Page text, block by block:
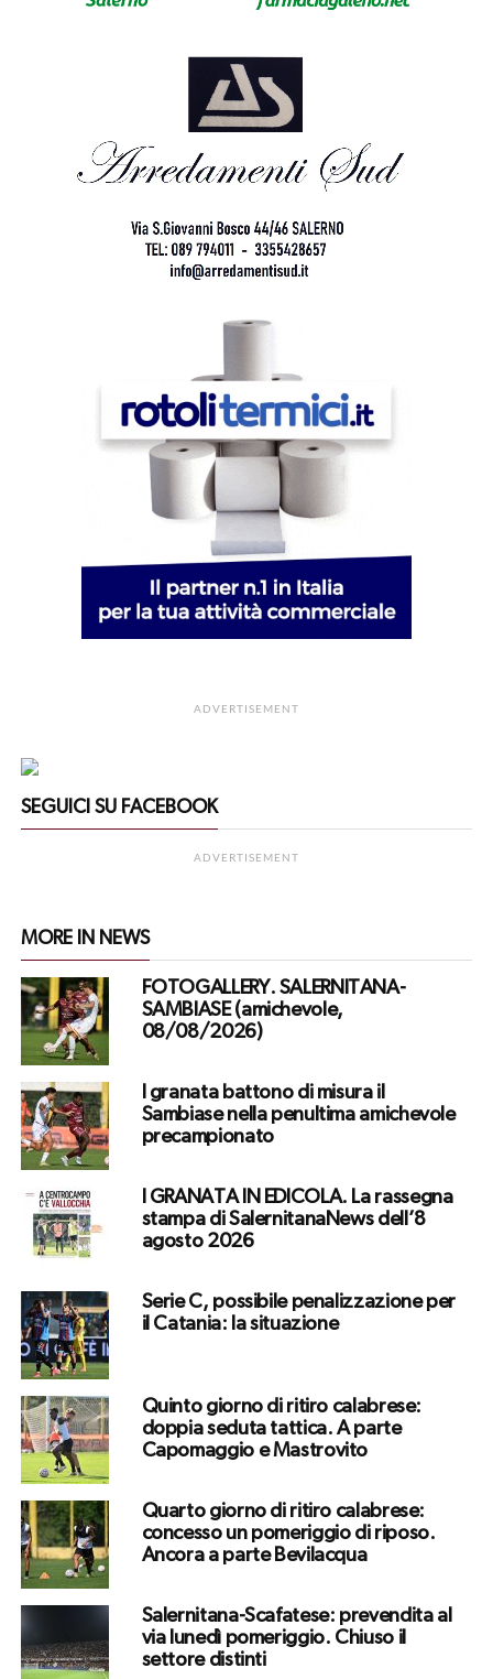
ADVERTISEMENT
SEGUICI SU FACEBOOK
ADVERTISEMENT
MORE IN NEWS
FOTOGALLERY. SALERNITANA-
SAMBIASE (amichevole,
08/08/2026)
I granata battono di misura il
Sambiase nella penultima amichevole
precampionato
I GRANATA IN EDICOLA. La rassegna
stampa di SalernitanaNews dell’8
agosto 2026
Serie C, possibile penalizzazione per
il Catania: la situazione
Quinto giorno di ritiro calabrese:
doppia seduta tattica. A parte
Capomaggio e Mastrovito
Quarto giorno di ritiro calabrese:
concesso un pomeriggio di riposo.
Ancora a parte Bevilacqua
Salernitana-Scafatese: prevendita al
via lunedì pomeriggio. Chiuso il
settore distinti